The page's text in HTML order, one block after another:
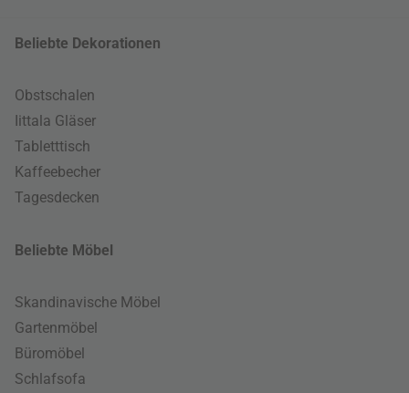
Beliebte Dekorationen
Obstschalen
Iittala Gläser
Tabletttisch
Kaffeebecher
Tagesdecken
Beliebte Möbel
Skandinavische Möbel
Gartenmöbel
Büromöbel
Schlafsofa